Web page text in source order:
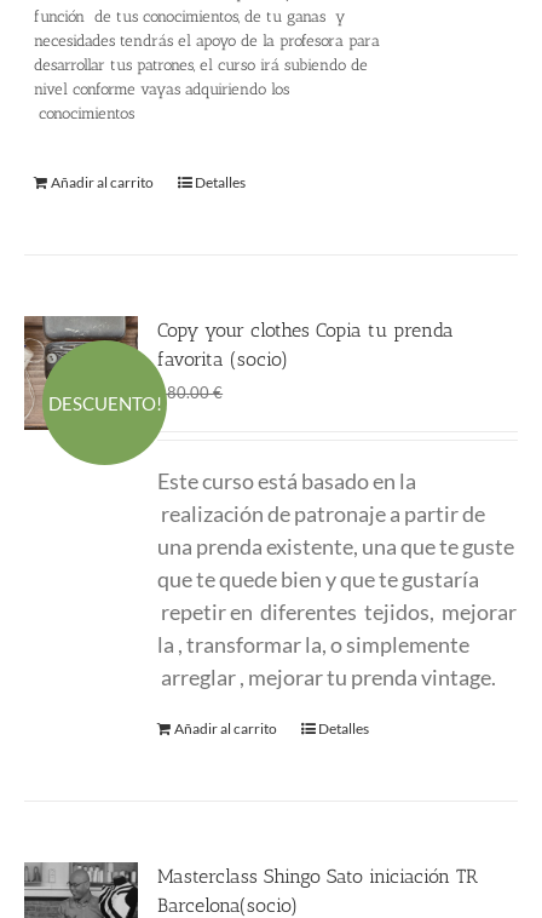
220.00 €.145.00 €.
función de tus conocimientos, de tu ganas y
necesidades tendrás el apoyo de la profesora para
desarrollar tus patrones, el curso irá subiendo de
nivel conforme vayas adquiriendo los
conocimientos
Añadir al carrito Detalles
DESCUENTO!
Copy your clothes Copia tu prenda
favorita (socio)
180.00€
era:
180.00 €.
es:
120.00 €.
Este curso está basado en la
realización de patronaje a partir de
una prenda existente, una que te guste
que te quede bien y que te gustaría
repetir en diferentes tejidos, mejorar
la , transformar la, o simplemente
arreglar , mejorar tu prenda vintage.
Añadir al carrito Detalles
Masterclass Shingo Sato iniciación TR
Barcelona(socio)